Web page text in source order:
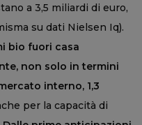
a 3,5 miliardi di euro,
su dati Nielsen Iq).
bio fuori casa
non solo in termini
interno, 1,3
per la capacità di